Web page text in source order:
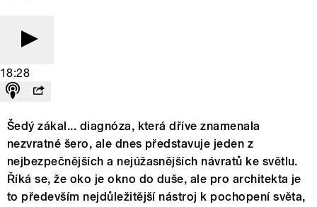
18:28
Šedý zákal... diagnóza, která dříve znamenala
nezvratné šero, ale dnes představuje jeden z
nejbezpečnějších a nejúžasnějších návratů ke světlu.
Říká se, že oko je okno do duše, ale pro architekta je
to především nejdůležitější nástroj k pochopení světa,